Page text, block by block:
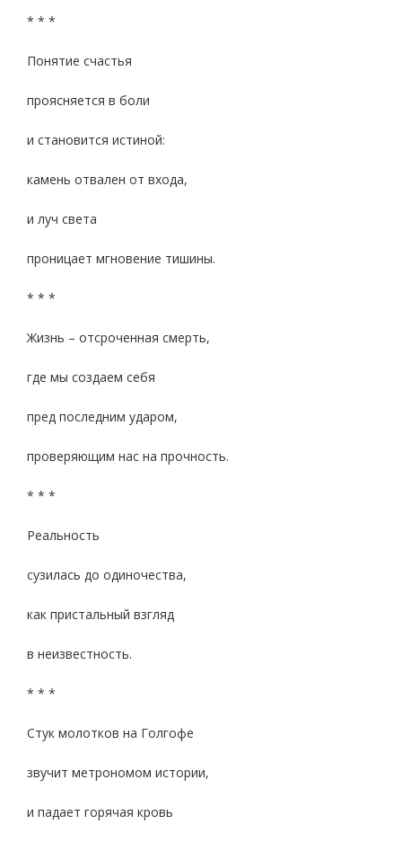
* * *
Понятие счастья
проясняется в боли
и становится истиной:
камень отвален от входа,
и луч света
проницает мгновение тишины.
* * *
Жизнь – отсроченная смерть,
где мы создаем себя
пред последним ударом,
проверяющим нас на прочность.
* * *
Реальность
сузилась до одиночества,
как пристальный взгляд
в неизвестность.
* * *
Стук молотков на Голгофе
звучит метрономом истории,
и падает горячая кровь